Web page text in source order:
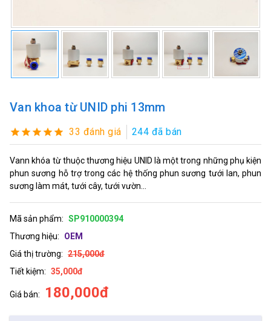
Van khoa từ UNID phi 13mm
33 đánh giá 244 đã bán
Vann khóa từ thuộc thương hiệu UNID là một trong những phụ kiện
phun sương hỗ trợ trong các hệ thống phun sương tưới lan, phun
sương làm mát, tưới cây, tưới vườn...
Mã sản phẩm: SP910000394
Thương hiệu:
OEM
Giá thị trường: 215,000đ
Tiết kiệm: 35,000đ
Giá bán: 180,000đ